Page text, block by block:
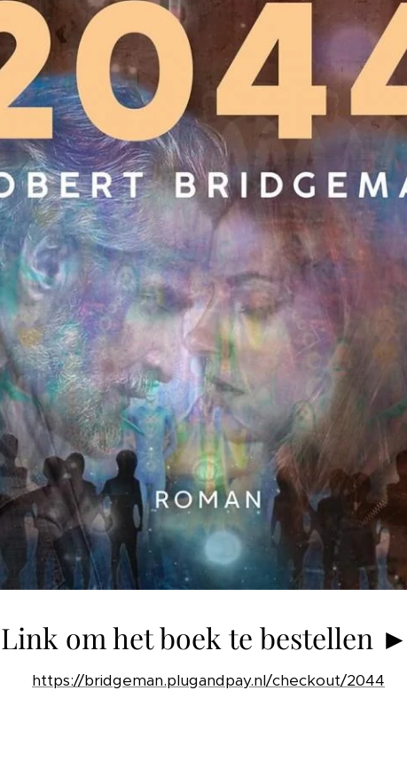
Link om het boek te bestellen
https://bridgeman.plugandpay.nl/checkout/2044